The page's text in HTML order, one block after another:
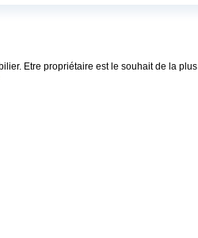
Etre propriétaire est le souhait de la plus